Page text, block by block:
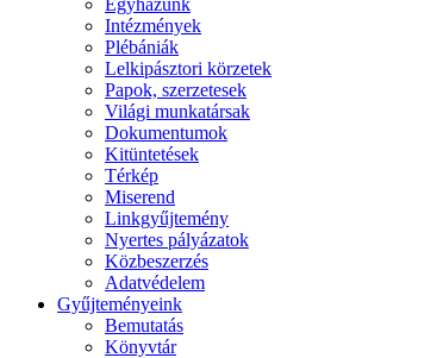
Egyházunk
Intézmények
Plébániák
Lelkipásztori körzetek
Papok, szerzetesek
Világi munkatársak
Dokumentumok
Kitüntetések
Térkép
Miserend
Linkgyűjtemény
Nyertes pályázatok
Közbeszerzés
Adatvédelem
Gyűjteményeink
Bemutatás
Könyvtár